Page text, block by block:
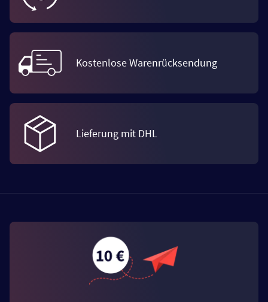
Kostenlose Warenrücksendung
Lieferung mit DHL